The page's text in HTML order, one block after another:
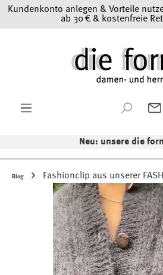
Zum Hauptinhalt springen
Kundenkonto anlegen & Vorteile
ab 30 € & kostenfreie
Neu: unsere die
Blog Fashionclip aus unserer